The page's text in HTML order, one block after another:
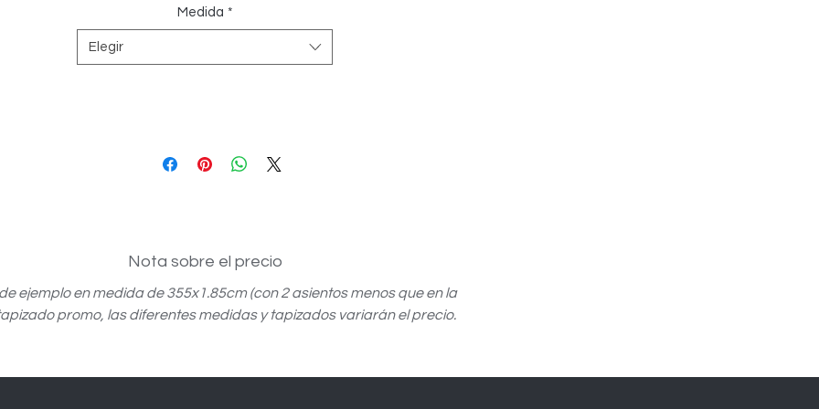
Medida *
Elegir
Nota sobre el precio
ejemplo en medida de 355x1.85cm (con 2 asientos menos que en la
promo, las diferentes medidas y tapizados variarán el precio.